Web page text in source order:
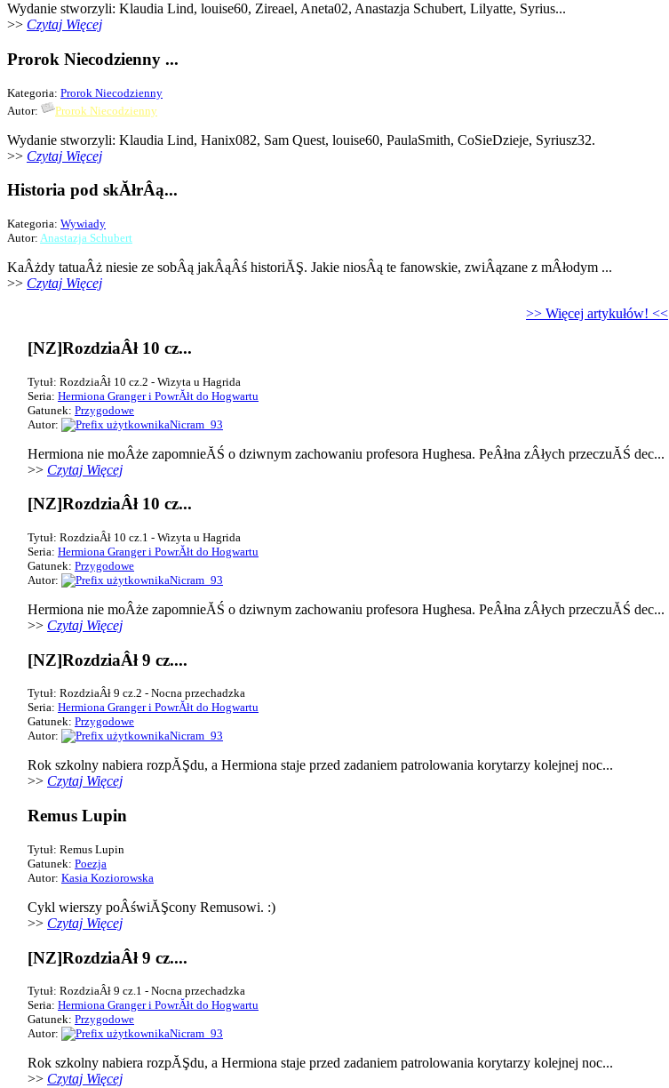
Wydanie stworzyli: Klaudia Lind, louise60, Zireael, Aneta02, Anastazja Schubert, Lilyatte, Syrius...
>> Czytaj Więcej
Prorok Niecodzienny ...
Kategoria: Prorok Niecodzienny
Autor:
Prorok Niecodzienny
Wydanie stworzyli: Klaudia Lind, Hanix082, Sam Quest, louise60, PaulaSmith, CoSieDzieje, Syriusz32.
>> Czytaj Więcej
Historia pod skĂłrÂą...
Kategoria: Wywiady
Autor: Anastazja Schubert
KaÂżdy tatuaÂż niesie ze sobÂą jakÂąÂś historiĂŞ. Jakie niosÂą te fanowskie, zwiÂązane z mÂłodym ...
>> Czytaj Więcej
>> Więcej artykułów! <<
[NZ]RozdziaÂł 10 cz...
Tytuł: RozdziaÂł 10 cz.2 - Wizyta u Hagrida
Seria: Hermiona Granger i PowrĂłt do Hogwartu
Gatunek: Przygodowe
Autor:
Nicram_93
Hermiona nie moÂże zapomnieĂŚ o dziwnym zachowaniu profesora Hughesa. PeÂłna zÂłych przeczuĂŚ dec...
>> Czytaj Więcej
[NZ]RozdziaÂł 10 cz...
Tytuł: RozdziaÂł 10 cz.1 - Wizyta u Hagrida
Seria: Hermiona Granger i PowrĂłt do Hogwartu
Gatunek: Przygodowe
Autor:
Nicram_93
Hermiona nie moÂże zapomnieĂŚ o dziwnym zachowaniu profesora Hughesa. PeÂłna zÂłych przeczuĂŚ dec...
>> Czytaj Więcej
[NZ]RozdziaÂł 9 cz....
Tytuł: RozdziaÂł 9 cz.2 - Nocna przechadzka
Seria: Hermiona Granger i PowrĂłt do Hogwartu
Gatunek: Przygodowe
Autor:
Nicram_93
Rok szkolny nabiera rozpĂŞdu, a Hermiona staje przed zadaniem patrolowania korytarzy kolejnej noc...
>> Czytaj Więcej
Remus Lupin
Tytuł: Remus Lupin
Gatunek: Poezja
Autor: Kasia Koziorowska
Cykl wierszy poÂświĂŞcony Remusowi. :)
>> Czytaj Więcej
[NZ]RozdziaÂł 9 cz....
Tytuł: RozdziaÂł 9 cz.1 - Nocna przechadzka
Seria: Hermiona Granger i PowrĂłt do Hogwartu
Gatunek: Przygodowe
Autor:
Nicram_93
Rok szkolny nabiera rozpĂŞdu, a Hermiona staje przed zadaniem patrolowania korytarzy kolejnej noc...
>> Czytaj Więcej